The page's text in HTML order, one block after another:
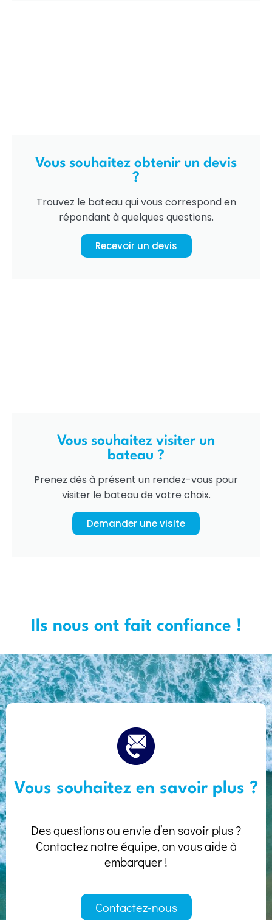
Vous souhaitez obtenir un devis
?
Trouvez le bateau qui vous correspond en
répondant à quelques questions.
Recevoir un devis
Vous souhaitez visiter un
bateau ?
Prenez dès à présent un rendez-vous pour
visiter le bateau de votre choix.
Demander une visite
Ils nous ont fait confiance !
Vous souhaitez en savoir plus ?
Des questions ou envie d’en savoir plus ?
Contactez notre équipe, on vous aide à
embarquer !
Contactez-nous